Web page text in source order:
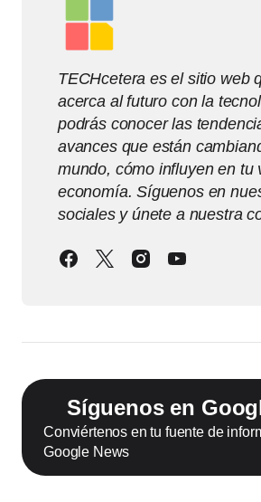
TECHcetera es el sitio web
acerca al futuro con la
podrás conocer las
avances que están
mundo, cómo influyen en tu
economía. Síguenos en
sociales y únete a nuestra
Síguenos en
Conviértenos en tu fuente de
Google News